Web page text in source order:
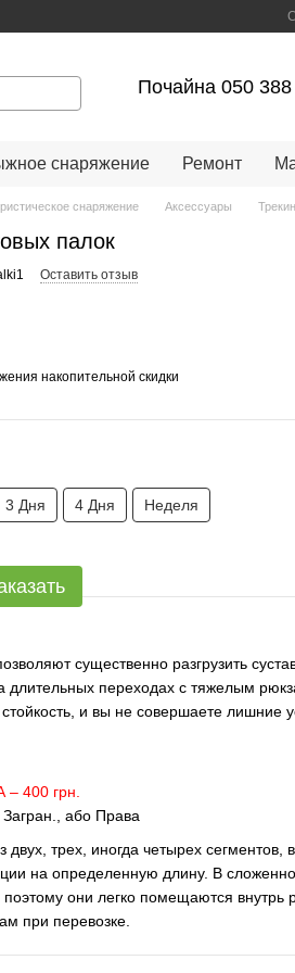
Почайна 050
снаряжение Ремонт
снаряжение Аксессуары
палок
Оставить отзыв
накопительной скидки
3 Дня 4 Дня Неделя
существенно разгрузить
переходах с тяжелым
и вы не совершаете лишние
400 грн.
або Права
трех, иногда четырех сегментов,
на определенную длину. В
они легко помещаются внутрь
при перевозке.